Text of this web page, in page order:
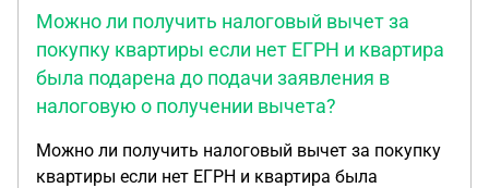
Можно ли получить налоговый вычет за
покупку квартиры если нет ЕГРН и квартира
была подарена до подачи заявления в
налоговую о получении вычета?
Можно ли получить налоговый вычет за покупку
квартиры если нет ЕГРН и квартира была